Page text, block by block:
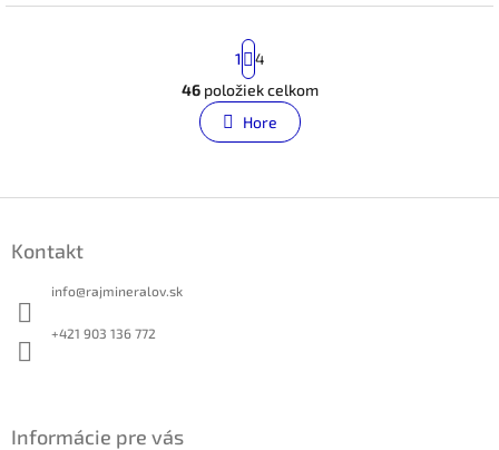
O
v
l
a
S
t
r
á
n
k
a
1
4
46položiek celkom
Hore
Kontakt
info@rajmineralov.sk
+421 903 136 772
Informácie pre vás